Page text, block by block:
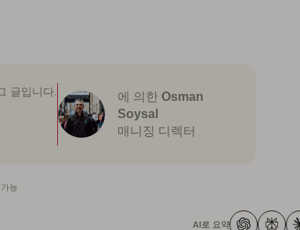
글입니다. 에 의한 Osman
Soysal
매니징 디렉터
능
AI로 요약